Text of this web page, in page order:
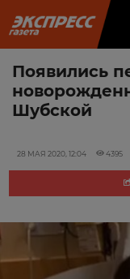
Появились
Шубской
28 МАЯ 2020, 12:04 4395